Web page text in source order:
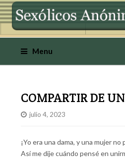
Menu
COMPARTIR DE
julio 4, 2023
¡Yo era una dama, y una mujer
Así me dije cuándo pensé en